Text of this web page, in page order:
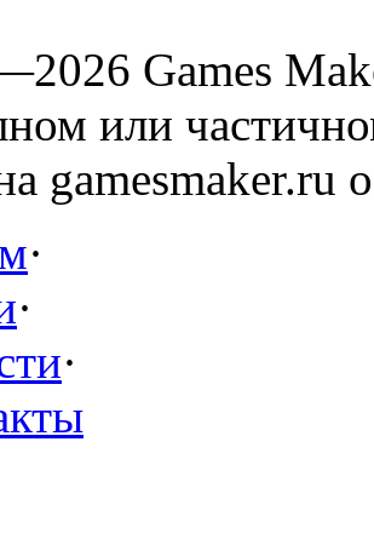
Games
или
gamesmaker.ru
·
·
·